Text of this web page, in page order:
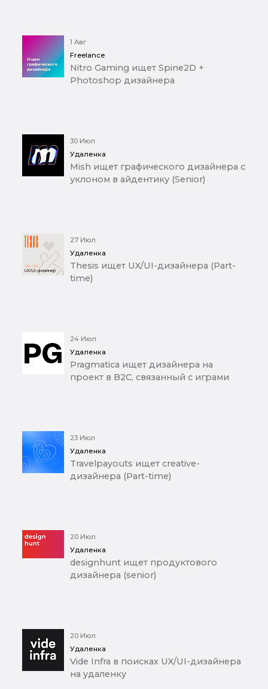
1 Авг
Freelance
Nitro Gaming ищет Spine2D +
Photoshop дизайнера
30 Июл
Удаленка
Mish ищет графического дизайнера с
уклоном в айдентику (Senior)
27 Июл
Удаленка
Thesis ищет UX/UI-дизайнера (Part-
time)
24 Июл
Удаленка
Pragmatica ищет дизайнера на
проект в B2C, связанный с играми
23 Июл
Удаленка
Travelpayouts ищет creative-
дизайнера (Part-time)
20 Июл
Удаленка
designhunt ищет продуктового
дизайнера (senior)
20 Июл
Удаленка
Vide Infra в поисках UX/UI-дизайнера
на удаленку